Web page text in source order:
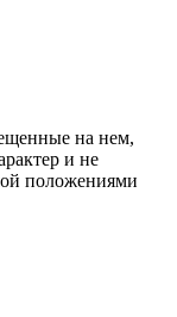
на нем,
и не
положениями